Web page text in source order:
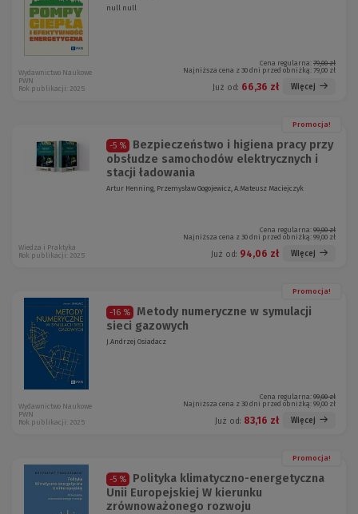
null null
Cena regularna: 79,00 zł
Najniższa cena z 30 dni przed obniżką: 79,00 zł
Już od: 66,36 zł Więcej
Wydawnictwo Naukowe
PWN
Rok publikacji: 2025
Promocja!
-5 %
Bezpieczeństwo i higiena pracy przy
obsłudze samochodów elektrycznych i
stacji ładowania
Artur Henning, Przemysław Gogojewicz, A.Mateusz Maciejczyk
Cena regularna: 99,00 zł
Najniższa cena z 30 dni przed obniżką: 99,00 zł
Już od: 94,06 zł Więcej
Wiedza i Praktyka
Rok publikacji: 2025
Promocja!
-16 %
Metody numeryczne w symulacji
sieci gazowych
J.Andrzej Osiadacz
Cena regularna: 99,00 zł
Najniższa cena z 30 dni przed obniżką: 99,00 zł
Już od: 83,16 zł Więcej
Wydawnictwo Naukowe
PWN
Rok publikacji: 2025
Promocja!
-5 %
Polityka klimatyczno-energetyczna
Unii Europejskiej W kierunku
zrównoważonego rozwoju